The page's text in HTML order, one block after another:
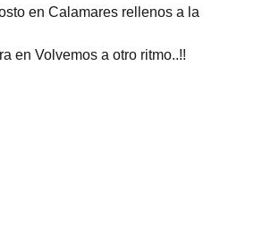
en Calamares rellenos a la
en Volvemos a otro ritmo..!!